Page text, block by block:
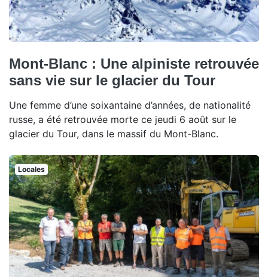
Mont-Blanc : Une alpiniste retrouvée
sans vie sur le glacier du Tour
Une femme d’une soixantaine d’années, de nationalité
russe, a été retrouvée morte ce jeudi 6 août sur le
glacier du Tour, dans le massif du Mont-Blanc.
Locales